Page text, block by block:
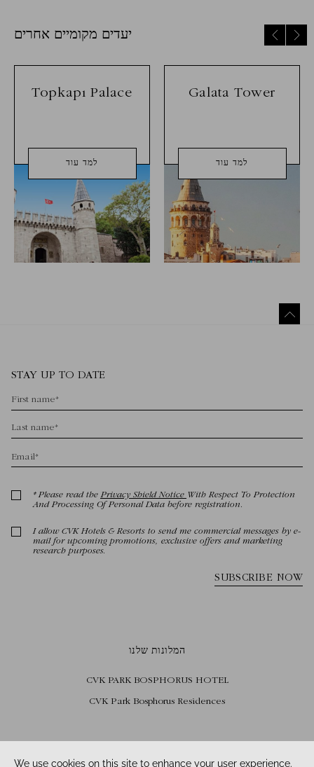
יעדים מקומיים אחרים
למד עוד
Galata Tower
למד עוד
Topkapı Palace
המלונות שלנו
CVK PARK BOSPHORUS HOTEL
CVK Park Bosphorus Residences